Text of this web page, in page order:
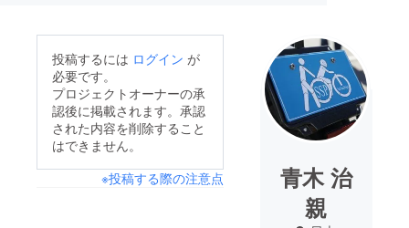
投稿するには ログイン が
必要です。
プロジェクトオーナーの承
認後に掲載されます。承認
された内容を削除すること
はできません。
※投稿する際の注意点
青木 治
親